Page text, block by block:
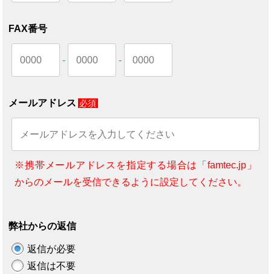
FAX番号
- -
メールアドレス 必須
※携帯メールアドレスを指定する場合は「famtec.jp」
からのメールを受信できるように設定してください。
弊社からの返信
返信が必要
返信は不要